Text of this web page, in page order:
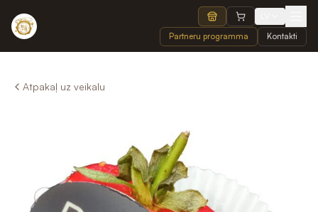
Partneru programma Kontakti
Atpakaļ uz veikalu